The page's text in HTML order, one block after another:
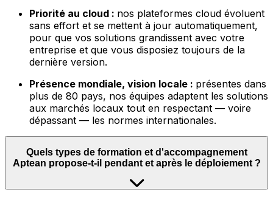
Priorité au cloud : nos plateformes cloud évoluent
sans effort et se mettent à jour automatiquement,
pour que vos solutions grandissent avec votre
entreprise et que vous disposiez toujours de la
dernière version.
Présence mondiale, vision locale : présentes dans
plus de 80 pays, nos équipes adaptent les solutions
aux marchés locaux tout en respectant — voire
dépassant — les normes internationales.
Quels types de formation et d'accompagnement
Aptean propose-t-il pendant et après le déploiement ?